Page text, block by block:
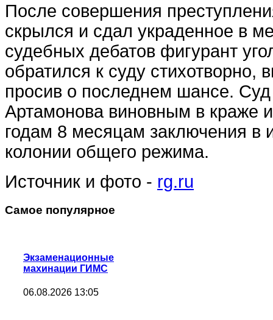
После совершения
скрылся и сдал украденное в
судебных дебатов фигурант
обратился к суду стихотворно,
просив о последнем шансе.
Артамонова виновным в краже
годам 8 месяцам заключения в
колонии общего режима.
Источник и фото - rg.ru
Самое популярное
Экзаменационные
махинации ГИМС
06.08.2026 13:05